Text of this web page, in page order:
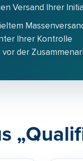
Versand Ihrer
Ihrer Kontrolle
der